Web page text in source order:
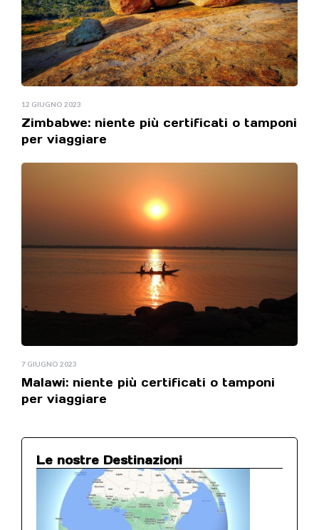
12 GIUGNO 2023
Zimbabwe: niente più certificati o tamponi
per viaggiare
7 GIUGNO 2023
Malawi: niente più certificati o tamponi
per viaggiare
Le nostre Destinazioni